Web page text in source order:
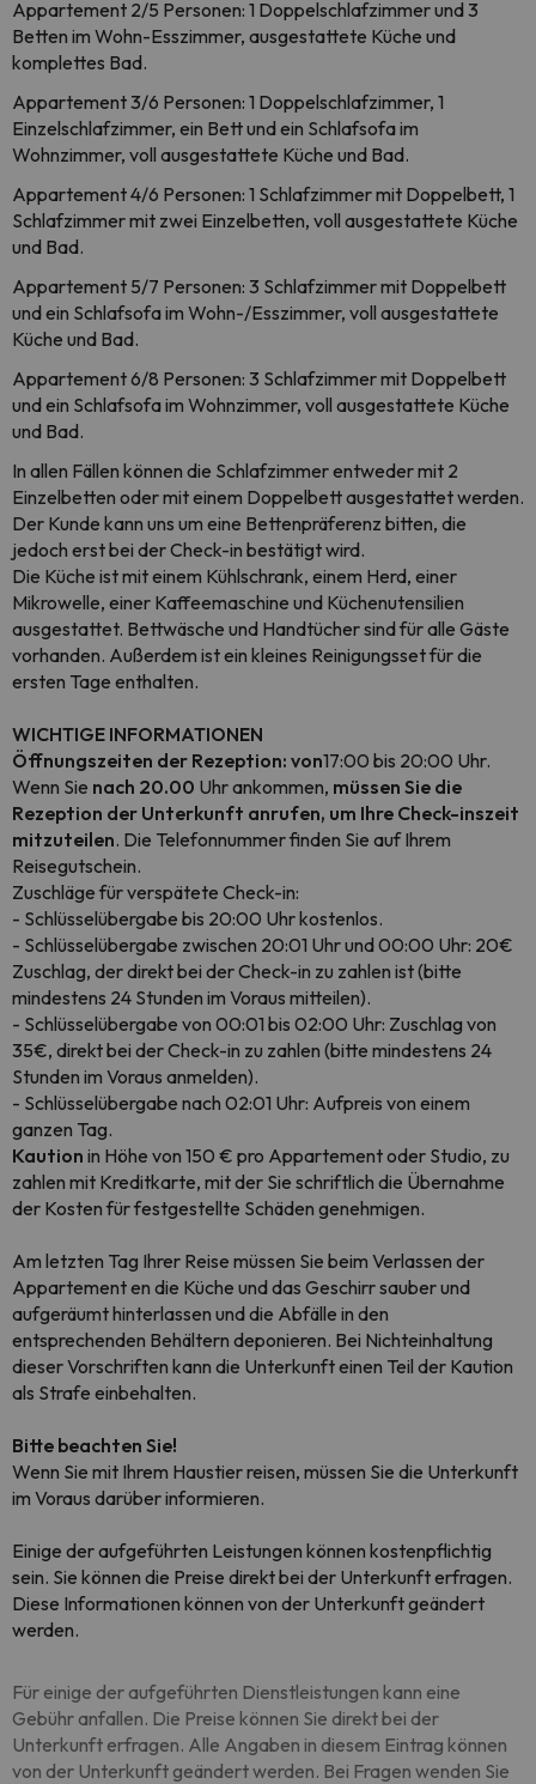
Appartement 2/5 Personen: 1 Doppelschlafzimmer und 3
Betten im Wohn-Esszimmer, ausgestattete Küche und
komplettes Bad.
Appartement 3/6 Personen: 1 Doppelschlafzimmer, 1
Einzelschlafzimmer, ein Bett und ein Schlafsofa im
Wohnzimmer, voll ausgestattete Küche und Bad.
Appartement 4/6 Personen: 1 Schlafzimmer mit Doppelbett, 1
Schlafzimmer mit zwei Einzelbetten, voll ausgestattete Küche
und Bad.
Appartement 5/7 Personen: 3 Schlafzimmer mit Doppelbett
und ein Schlafsofa im Wohn-/Esszimmer, voll ausgestattete
Küche und Bad.
Appartement 6/8 Personen: 3 Schlafzimmer mit Doppelbett
und ein Schlafsofa im Wohnzimmer, voll ausgestattete Küche
und Bad.
In allen Fällen können die Schlafzimmer entweder mit 2
Einzelbetten oder mit einem Doppelbett ausgestattet werden.
Der Kunde kann uns um eine Bettenpräferenz bitten, die
jedoch erst bei der Check-in bestätigt wird.
Die Küche ist mit einem Kühlschrank, einem Herd, einer
Mikrowelle, einer Kaffeemaschine und Küchenutensilien
ausgestattet. Bettwäsche und Handtücher sind für alle Gäste
vorhanden. Außerdem ist ein kleines Reinigungsset für die
ersten Tage enthalten.
WICHTIGE INFORMATIONEN
Öffnungszeiten der Rezeption: von17:00 bis 20:00 Uhr.
Wenn Sie nach 20.00 Uhr ankommen, müssen Sie die
Rezeption der Unterkunft anrufen, um Ihre Check-inszeit
mitzuteilen. Die Telefonnummer finden Sie auf Ihrem
Reisegutschein.
Zuschläge für verspätete Check-in:
- Schlüsselübergabe bis 20:00 Uhr kostenlos.
- Schlüsselübergabe zwischen 20:01 Uhr und 00:00 Uhr: 20€
Zuschlag, der direkt bei der Check-in zu zahlen ist (bitte
mindestens 24 Stunden im Voraus mitteilen).
- Schlüsselübergabe von 00:01 bis 02:00 Uhr: Zuschlag von
35€, direkt bei der Check-in zu zahlen (bitte mindestens 24
Stunden im Voraus anmelden).
- Schlüsselübergabe nach 02:01 Uhr: Aufpreis von einem
ganzen Tag.
Kaution in Höhe von 150 € pro Appartement oder Studio, zu
zahlen mit Kreditkarte, mit der Sie schriftlich die Übernahme
der Kosten für festgestellte Schäden genehmigen.
Am letzten Tag Ihrer Reise müssen Sie beim Verlassen der
Appartement en die Küche und das Geschirr sauber und
aufgeräumt hinterlassen und die Abfälle in den
entsprechenden Behältern deponieren. Bei Nichteinhaltung
dieser Vorschriften kann die Unterkunft einen Teil der Kaution
als Strafe einbehalten.
Bitte beachten Sie!
Wenn Sie mit Ihrem Haustier reisen, müssen Sie die Unterkunft
im Voraus darüber informieren.
Einige der aufgeführten Leistungen können kostenpflichtig
sein. Sie können die Preise direkt bei der Unterkunft erfragen.
Diese Informationen können von der Unterkunft geändert
werden.
Für einige der aufgeführten Dienstleistungen kann eine
Gebühr anfallen. Die Preise können Sie direkt bei der
Unterkunft erfragen. Alle Angaben in diesem Eintrag können
von der Unterkunft geändert werden. Bei Fragen wenden Sie